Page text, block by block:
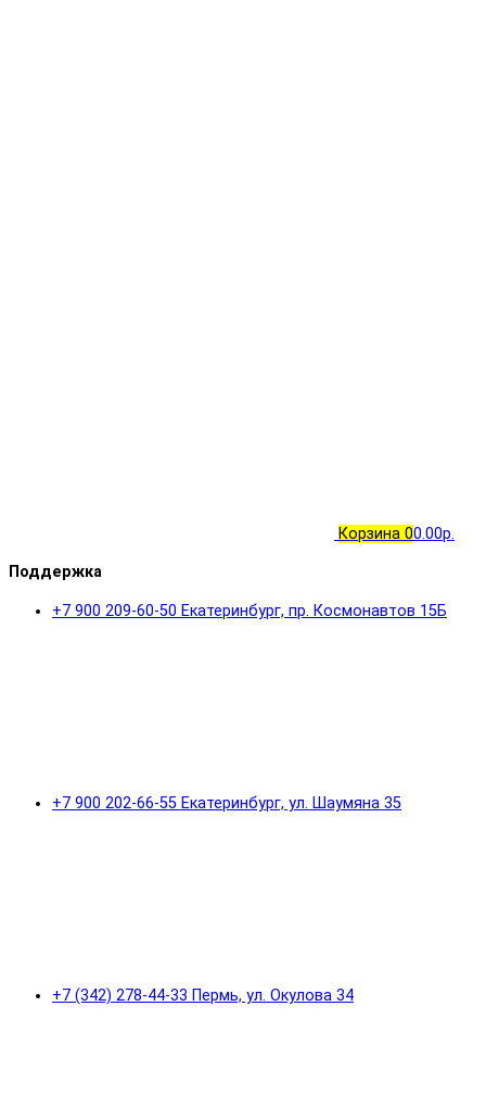
Корзина 00.00р.
Поддержка
+7 900 209-60-50 Екатеринбург, пр. Космонавтов 15Б
+7 900 202-66-55 Екатеринбург, ул. Шаумяна 35
+7 (342) 278-44-33 Пермь, ул. Окулова 34